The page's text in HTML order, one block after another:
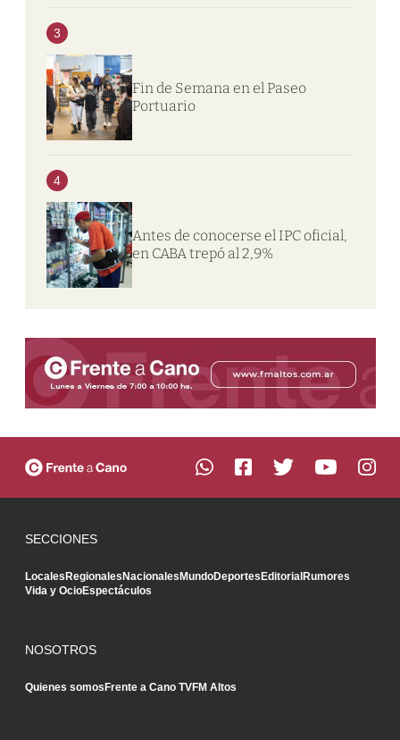
3
Fin de Semana en el Paseo
Portuario
4
Antes de conocerse el IPC oficial,
en CABA trepó al 2,9%
SECCIONES
LocalesRegionalesNacionalesMundoDeportesEditorialRumores
Vida y OcioEspectáculos
NOSOTROS
Quienes somosFrente a Cano TVFM Altos